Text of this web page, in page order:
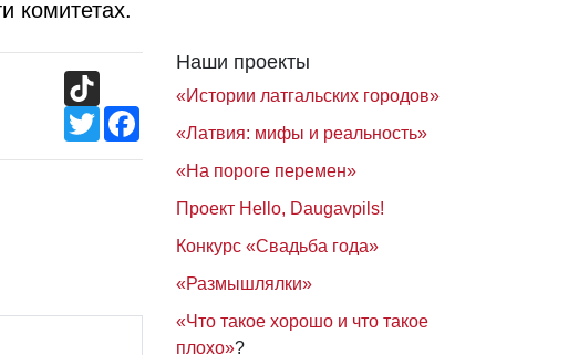
комитетах.
TikTok
TwitterFacebook
Наши проекты
«Истории латгальских городов»
«Латвия: мифы и реальность»
«На пороге перемен»
Проект Hello, Daugavpils!
Конкурс «Свадьба года»
«Размышлялки»
«Что такое хорошо и что такое
плохо»?